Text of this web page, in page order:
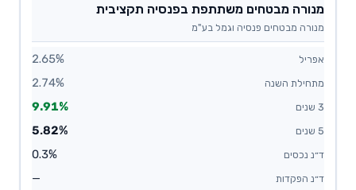
מנורה מבטחים משתתפת בפנסיה תקציבית
מנורה מבטחים פנסיה וגמל בע"מ
2.65%
2.74%
9.91%
5.82%
0.3%
—